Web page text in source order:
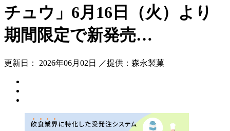
チュウ」6月16日（火）より
期間限定で新発売…
更新日： 2026年06月02日 ／提供：森永製菓